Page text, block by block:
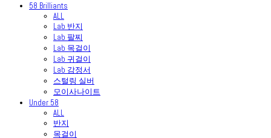
58 Brilliants
ALL
Lab 반지
Lab 팔찌
Lab 목걸이
Lab 귀걸이
Lab 감정서
스털링 실버
모이사나이트
Under 58
ALL
반지
목걸이